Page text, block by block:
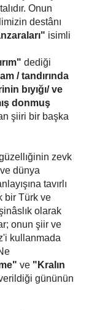
Onun
destânı
isimli
dediği
/ tandırında
bıyığı/ ve
donmuş
şiiri bir başka
zevk
dünya
tavırlı
bir Türk ve
olarak
onun şiir ve
kullanmada
ve "Kralın
gününün